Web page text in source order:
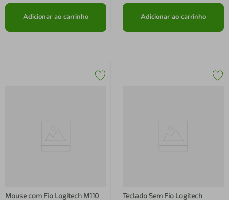
Adicionar ao carrinho Adicionar ao carrinho
Mouse com Fio Logitech M110
Teclado Sem Fio Logitech